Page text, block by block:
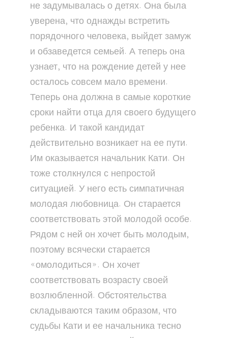
не задумывалась о детях. Она была
уверена, что однажды встретить
порядочного человека, выйдет замуж
и обзаведется семьей. А теперь она
узнает, что на рождение детей у нее
осталось совсем мало времени.
Теперь она должна в самые короткие
сроки найти отца для своего будущего
ребенка. И такой кандидат
действительно возникает на ее пути.
Им оказывается начальник Кати. Он
тоже столкнулся с непростой
ситуацией. У него есть симпатичная
молодая любовница. Он старается
соответствовать этой молодой особе.
Рядом с ней он хочет быть молодым,
поэтому всячески старается
«омолодиться». Он хочет
соответствовать возрасту своей
возлюбленной. Обстоятельства
складываются таким образом, что
судьбы Кати и ее начальника тесно